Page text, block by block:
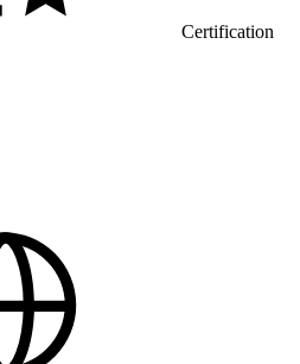
Certification